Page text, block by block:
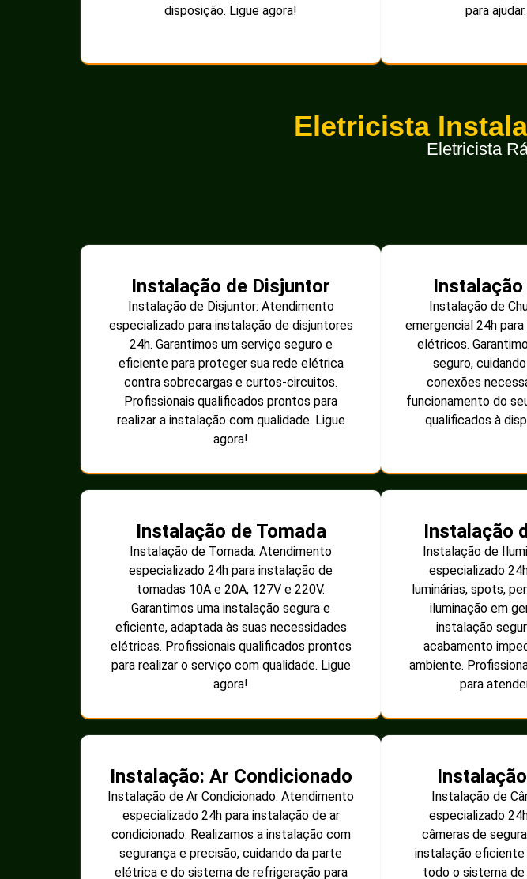
disposição. Ligue agora!
para
Eletricista
Eletricista
Instalação de Disjuntor
Instalação de Disjuntor: Atendimento
especializado para instalação de disjuntores
24h. Garantimos um serviço seguro e
eficiente para proteger sua rede elétrica
contra sobrecargas e curtos-circuitos.
Profissionais qualificados prontos para
realizar a instalação com qualidade. Ligue
agora!
Instalação
Instalação de
emergencial 24h
elétricos.
seguro,
conexões
funcionamento do
qualificados à
Instalação de Tomada
Instalação de Tomada: Atendimento
especializado 24h para instalação de
tomadas 10A e 20A, 127V e 220V.
Garantimos uma instalação segura e
eficiente, adaptada às suas necessidades
elétricas. Profissionais qualificados prontos
para realizar o serviço com qualidade. Ligue
agora!
Instalação
Instalação de
especializado
luminárias, spots,
iluminação em
instalação
acabamento
ambiente.
para
Instalação: Ar Condicionado
Instalação de Ar Condicionado: Atendimento
especializado 24h para instalação de ar
condicionado. Realizamos a instalação com
segurança e precisão, cuidando da parte
elétrica e do sistema de refrigeração para
Instalação de
especializado
câmeras de
instalação eficiente
todo o sistema